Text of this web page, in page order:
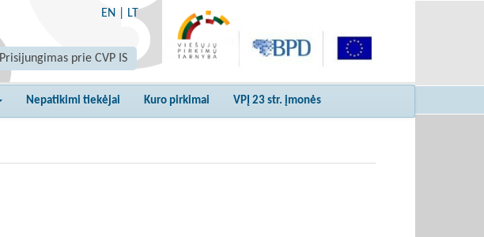
EN LT
Prisijungimas prie CVP IS
Nepatikimi tiekėjai Kuro pirkimai VPĮ 23 str. įmonės